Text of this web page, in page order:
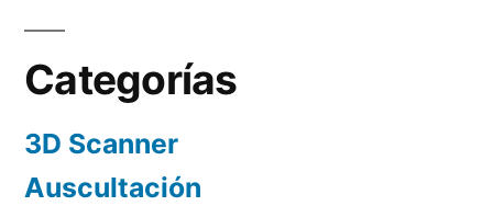
Categorías
3D Scanner
Auscultación